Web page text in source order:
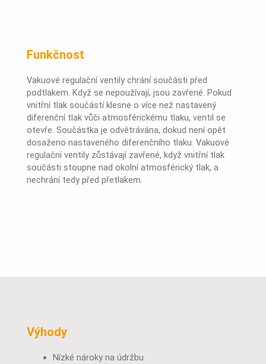
Funkčnost
Vakuové regulační ventily chrání součásti před
podtlakem. Když se nepoužívají, jsou zavřené. Pokud
vnitřní tlak součástí klesne o více než nastavený
diferenční tlak vůči atmosférickému tlaku, ventil se
otevře. Součástka je odvětrávána, dokud není opět
dosaženo nastaveného diferenčního tlaku. Vakuové
regulační ventily zůstávají zavřené, když vnitřní tlak
součásti stoupne nad okolní atmosférický tlak, a
nechrání tedy před přetlakem.
Výhody
Nízké nároky na údržbu